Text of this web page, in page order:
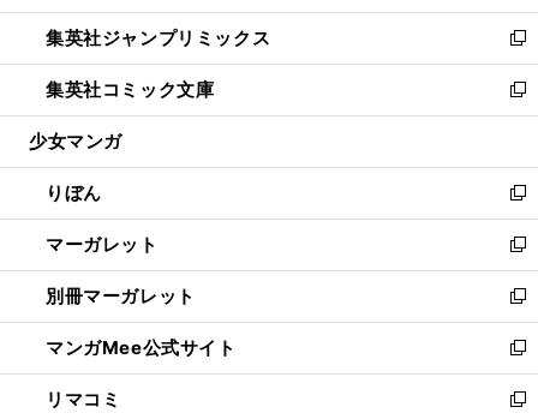
開
く
ウ
で
開
く
ン
ド
ウ
で
開
ウ
ィ
ン
ド
ウ
開
く
し
い
ウ
ィ
ン
ウ
で
開
く
集英社ジャンプリミックス
新
し
い
ウ
ン
ド
ウ
で
開
く
集英社コミック文庫
新
し
ウ
ィ
ン
ド
ウ
で
開
く
少女マンガ
りぼん
新
し
い
ウ
ィ
ン
ド
ウ
で
マーガレット
新
し
い
ウ
ィ
ン
ド
別冊マーガレット
新
し
い
ウ
ィ
マンガMee公式サイト
新
し
い
リマコミ
新